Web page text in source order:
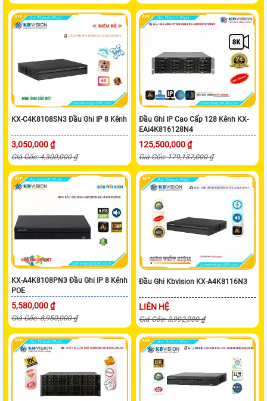
KX-C4K8108SN3 Đầu Ghi IP 8 Kênh
3,050,000 ₫
Giá Gốc: 4,300,000 ₫
Đầu Ghi IP Cao Cấp 128 Kênh KX-
EAi4K816128N4
125,500,000 ₫
Giá Gốc: 179,137,000 ₫
KX-A4K8108PN3 Đầu Ghi IP 8 Kênh
POE
5,580,000 ₫
Giá Gốc: 8,950,000 ₫
Đầu Ghi Kbvision KX-A4K8116N3
LIÊN HỆ
Giá Gốc: 3,992,000 ₫